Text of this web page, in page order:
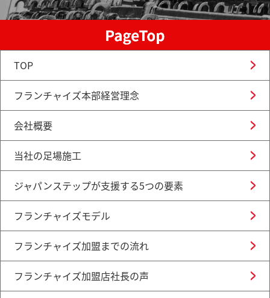
TOP
フランチャイズ本部経営理念
会社概要
当社の足場施工
ジャパンステップが支援する5つの要素
フランチャイズモデル
フランチャイズ加盟までの流れ
フランチャイズ加盟店社長の声